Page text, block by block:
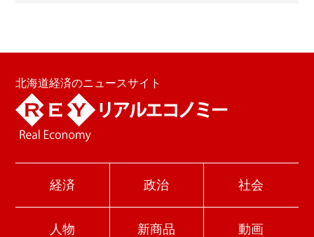
北海道経済のニュースサイト
経済 政治 社会
人物 新商品 動画